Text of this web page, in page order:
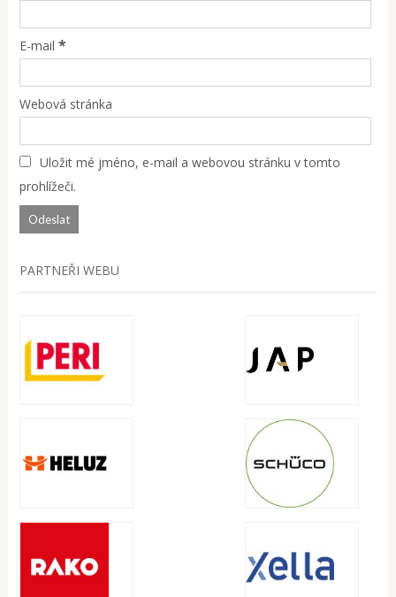
E-mail *
Webová stránka
Uložit mé jméno, e-mail a webovou stránku v tomto
prohlížeči.
PARTNEŘI WEBU